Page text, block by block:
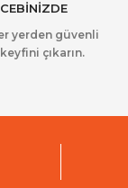
yerden güvenli
çıkarın.